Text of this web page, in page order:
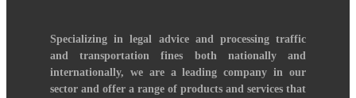
Specializing in legal advice and processing traffic
and transportation fines both nationally and
internationally, we are a leading company in our
sector and offer a range of products and services that